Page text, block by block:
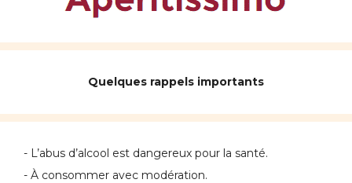
Quelques rappels importants
- L’abus d’alcool est dangereux pour la santé.
- À consommer avec modération.